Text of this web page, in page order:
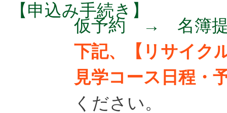
【申込み手続き】
仮予約 → 名簿
下記、【リサイク
見学コース日程・
ください。